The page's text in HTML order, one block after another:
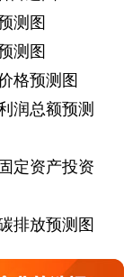
测图
测图
格预测图
润总额预测
定资产投资
排放预测图